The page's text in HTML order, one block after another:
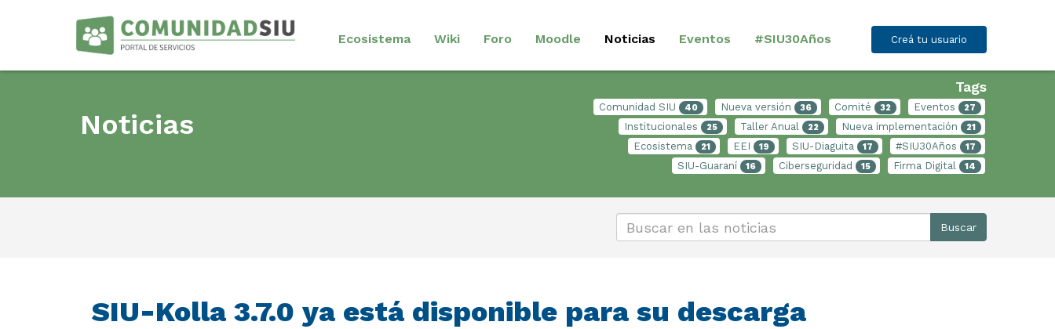
Ecosistema Wiki Foro Moodle Noticias Eventos #SIU30Años Creá tu usuario
Noticias
Tags
Comunidad SIU 40 Nueva versión 36 Comité 32 Eventos 27
Institucionales 25 Taller Anual 22 Nueva implementación 21
Ecosistema 21 EEI 19 SIU-Diaguita 17 #SIU30Años 17
SIU-Guaraní 16 Ciberseguridad 15 Firma Digital 14
Buscar
SIU-Kolla 3.7.0 ya está disponible para su descarga